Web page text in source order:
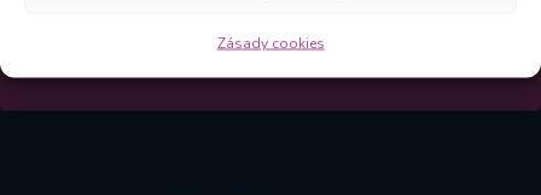
Zásady cookies
zasílat novinky v souladu s našimiZásadami